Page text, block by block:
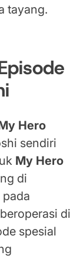
tayang.
Hero
sendiri
My Hero
di
di
spesial